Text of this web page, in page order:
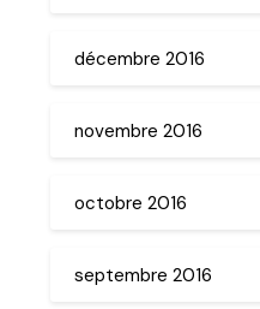
décembre 2016
novembre 2016
octobre 2016
septembre 2016